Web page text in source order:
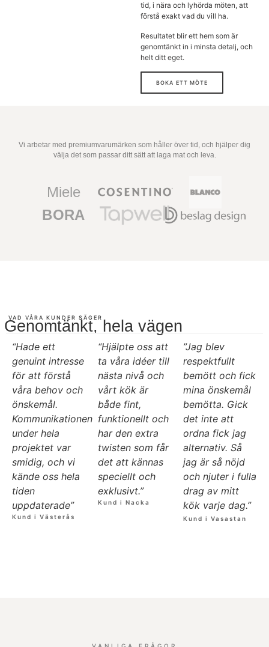
tid, i nära och lyhörda möten, att
förstå exakt vad du vill ha.
Resultatet blir ett hem som är
genomtänkt in i minsta detalj, och
helt ditt eget.
BOKA ETT MÖTE
Vi arbetar med premiumvarumärken som håller över tid, och hjälper dig
välja det som passar ditt sätt attlaga mat och leva.
Miele
BORA
VAD VÅRA KUNDER SÄGER
Genomtänkt, hela vägen
“Hade ett
genuint intresse
för att förstå
våra behov och
önskemål.
Kommunikationen
under hela
projektet var
smidig, och vi
kände oss hela
tiden
uppdaterade”
Kund i Västerås
“Hjälpte oss att
ta våra idéer till
nästa nivå och
vårt kök är
både fint,
funktionellt och
har den extra
twisten som får
det att kännas
speciellt och
exklusivt.”
Kund i Nacka
”Jag blev
respektfullt
bemött och fick
mina önskemål
bemötta. Gick
det inte att
ordna fick jag
alternativ. Så
jag är så nöjd
och njuter i fulla
drag av mitt
kök varje dag.”
Kund i Vasastan